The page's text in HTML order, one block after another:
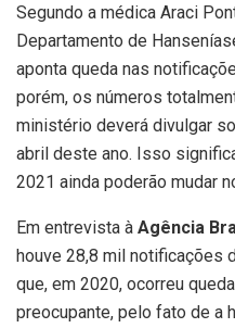
Segundo a médica Araci
Departamento de
aponta queda nas
porém, os números
ministério deverá divulgar
abril deste ano. Isso
2021 ainda poderão mudar
Em entrevista à Agência
houve 28,8 mil notificações
que, em 2020, ocorreu
preocupante, pelo fato de a